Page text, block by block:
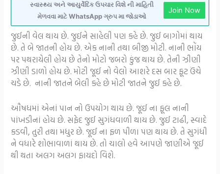
સ્વાસ્થ્ય અને આયુર્વેદિક ઉપચાર વિશે ની માહિતી
મેળવવા માટે WhatsApp ગ્રુપ મા જોડાઓ
Join Now
જુઈની વેલ થાય છે. જુઈને સાહેલી પણ કહે છે. જુઈ બાગોમાં થાય
છે. તે બે જાતની હોય છે. એક નાની તથા બીજી મોટી. નાની ભોંય
પર પથરાયેલી હોય છે તેનો મોટો જબરો કુંજ થાય છે. તેની ઝીણી
ઝીણી ડાળો હોય છે. મોટી જૂઈ નો વેલો આશરે દસ બાર ફૂટ ઉંચે
ચડે છે. નાની જાતને બેલી કહે છે મોટી જાતને જુઈ કહે છે.
ઔષધમાં એનાં પાન નો ઉપયોગ થાય છે. જૂઈ ના ફૂલ નાની
પાંખડીનાં હોય છે. સફેદ જુઈ સુગંધવાળી થાય છે. જુઈ ટાઢી, સ્વાદે
કડવી, તુરી તથા મધુર છે. જૂઈ ના ફળ પીળા પણ થાય છે. તે સુગંધી
ને વધારે શોભાવાળાં થાય છે. તો ચાલો હવે આપણે જાણીએ જૂઈ
થી થતા અલગ અલગ ફાયદો વિશે.